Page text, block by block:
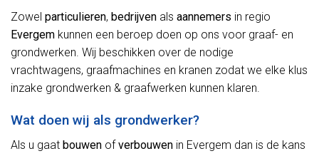
Zowel particulieren, bedrijven als aannemers in regio
Evergem kunnen een beroep doen op ons voor graaf- en
grondwerken. Wij beschikken over de nodige
vrachtwagens, graafmachines en kranen zodat we elke klus
inzake grondwerken & graafwerken kunnen klaren.
Wat doen wij als grondwerker?
Als u gaat bouwen ofverbouwen in Evergem dan is de kans